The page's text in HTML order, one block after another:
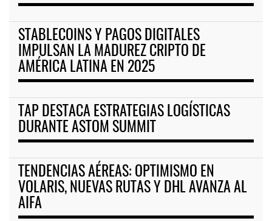
STABLECOINS Y PAGOS DIGITALES
IMPULSAN LA MADUREZ CRIPTO DE
AMÉRICA LATINA EN 2025
TAP DESTACA ESTRATEGIAS LOGÍSTICAS
DURANTE ASTOM SUMMIT
TENDENCIAS AÉREAS: OPTIMISMO EN
VOLARIS, NUEVAS RUTAS Y DHL AVANZA AL
AIFA